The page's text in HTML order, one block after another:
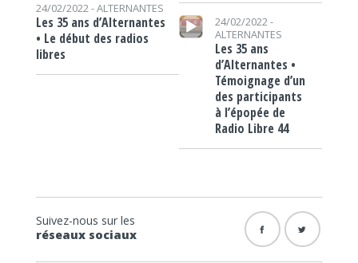
24/02/2022 -ALTERNANTES
Les 35 ans d’Alternantes
• Le début des radios
libres
Lecteur audio
24/02/2022 -
ALTERNANTES
Les 35 ans
d’Alternantes •
Témoignage d’un
des participants
à l’épopée de
Radio Libre 44
Suivez-nous sur les
réseaux sociaux